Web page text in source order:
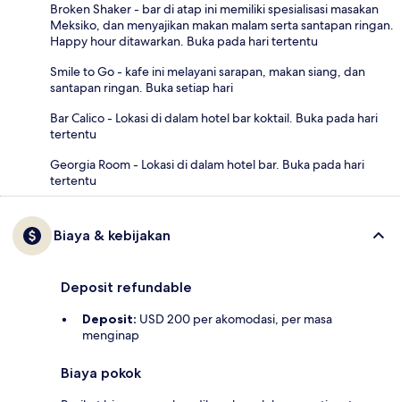
Broken Shaker - bar di atap ini memiliki spesialisasi masakan
Meksiko, dan menyajikan makan malam serta santapan ringan.
Happy hour ditawarkan. Buka pada hari tertentu
Smile to Go - kafe ini melayani sarapan, makan siang, dan
santapan ringan. Buka setiap hari
Bar Calico - Lokasi di dalam hotel bar koktail. Buka pada hari
tertentu
Georgia Room - Lokasi di dalam hotel bar. Buka pada hari
tertentu
Biaya & kebijakan
Deposit refundable
Deposit: USD 200 per akomodasi, per masa
menginap
Biaya pokok